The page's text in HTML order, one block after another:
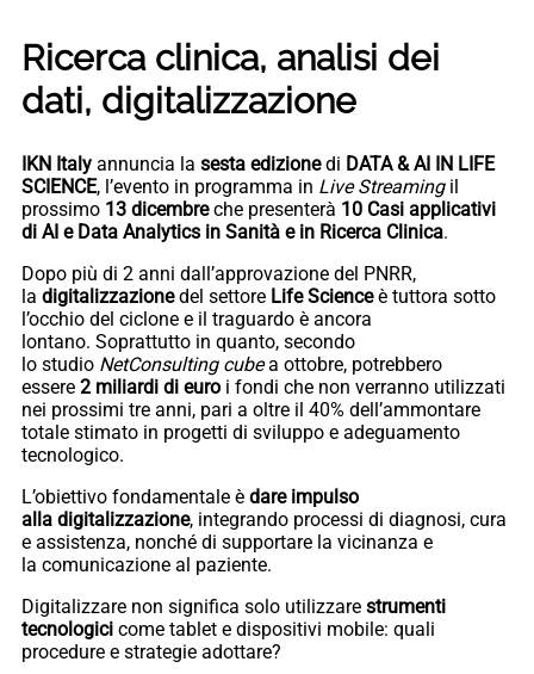
Ricerca clinica, analisi dei
dati, digitalizzazione
IKN Italy annuncia la sesta edizionedi DATA & AI IN LIFE
SCIENCE, l’evento in programma in Live Streamingil
prossimo 13 dicembreche presenterà 10 Casi applicativi
di AI e Data Analytics in Sanità e in Ricerca Clinica.
Dopo più di 2 anni dall’approvazione del PNRR,
la digitalizzazionedel settore Life Scienceè tuttora sotto
l’occhio del ciclone e il traguardo è ancora
lontano. Soprattutto in quanto, secondo
lo studio NetConsulting cubea ottobre, potrebbero
essere 2 miliardi di euro i fondi che non verranno utilizzati
nei prossimi tre anni, pari a oltre il 40% dell’ammontare
totale stimato in progetti di sviluppo e adeguamento
tecnologico.
L’obiettivo fondamentale è dare impulso
alla digitalizzazione, integrando processi di diagnosi, cura
e assistenza, nonché di supportare la vicinanza e
la comunicazione al paziente.
Digitalizzare non significa solo utilizzare strumenti
tecnologici come tablet e dispositivi mobile: quali
procedure e strategie adottare?